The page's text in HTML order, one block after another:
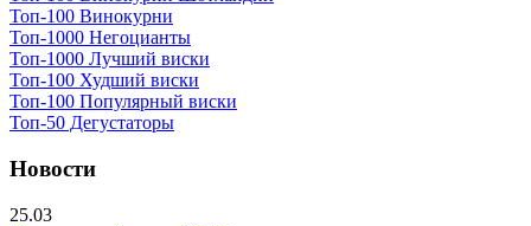
Топ-100 Винокурни
Топ-1000 Негоцианты
Топ-1000 Лучший виски
Топ-100 Худший виски
Топ-100 Популярный виски
Топ-50 Дегустаторы
Новости
25.03